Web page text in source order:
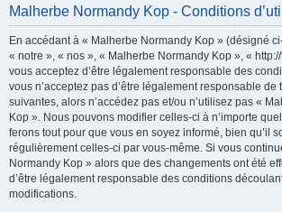
Malherbe Normandy Kop - Conditions
En accédant à « Malherbe Normandy Kop » (désigné
« notre », « nos », « Malherbe Normandy Kop », «
vous acceptez d’être légalement responsable des
vous n’acceptez pas d’être légalement responsable
suivantes, alors n’accédez pas et/ou n’utilisez pas «
Kop ». Nous pouvons modifier celles-ci à n’importe
ferons tout pour que vous en soyez informé, bien qu’il
régulièrement celles-ci par vous-même. Si vous
Normandy Kop » alors que des changements ont été
d’être légalement responsable des conditions
modifications.